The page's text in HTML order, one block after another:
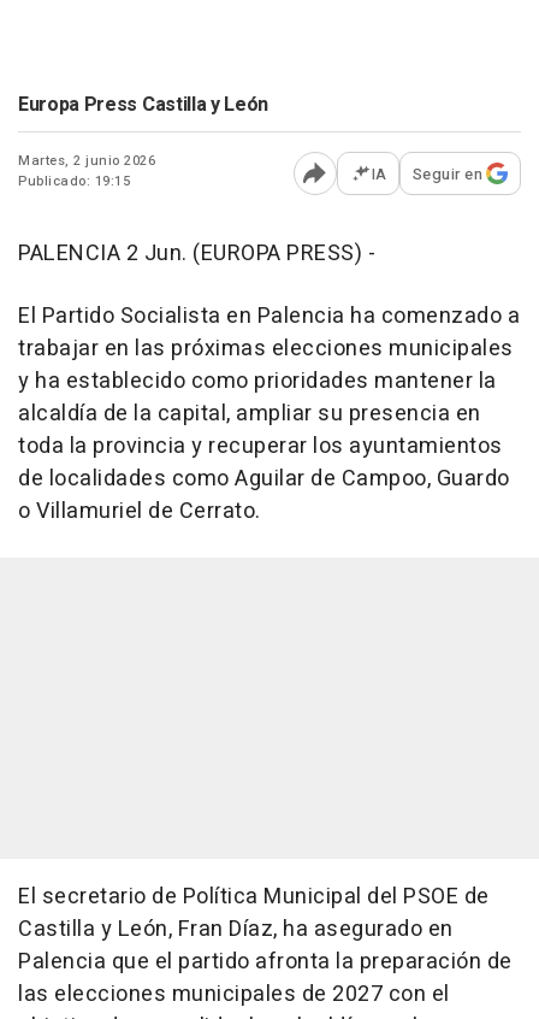
Europa Press Castilla y León
Martes, 2 junio 2026
Publicado: 19:15
Abrir opciones para
IA Seguir en
PALENCIA 2 Jun. (EUROPA PRESS) -
El Partido Socialista en Palencia ha comenzado a
trabajar en las próximas elecciones municipales
y ha establecido como prioridades mantener la
alcaldía de la capital, ampliar su presencia en
toda la provincia y recuperar los ayuntamientos
de localidades como Aguilar de Campoo, Guardo
o Villamuriel de Cerrato.
El secretario de Política Municipal del PSOE de
Castilla y León, Fran Díaz, ha asegurado en
Palencia que el partido afronta la preparación de
las elecciones municipales de 2027 con el